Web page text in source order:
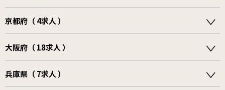
京都府（ 4求人 ）
大阪府（ 18求人 ）
兵庫県（ 7求人 ）